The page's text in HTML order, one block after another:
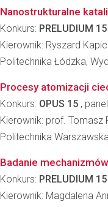
Nanostrukturalne
Konkurs: PRELUDIUM 15
Kierownik: Ryszard
Politechnika Łódzka,
Procesy atomizacji
Konkurs: OPUS 15 ,
Kierownik: prof. Tomasz
Politechnika
Badanie
Konkurs: PRELUDIUM 15
Kierownik: Magdalena